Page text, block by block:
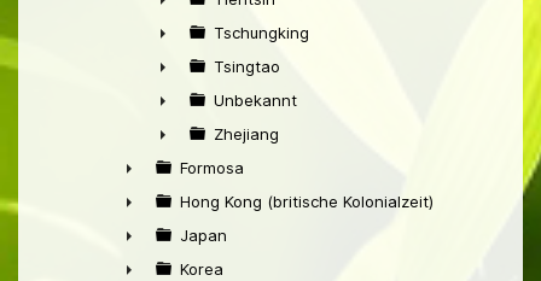
►
►
Tschungking
►
Tsingtao
►
Unbekannt
►
Zhejiang
►
Formosa
►
Hong Kong (britische Kolonialzeit)
►
Japan
Korea